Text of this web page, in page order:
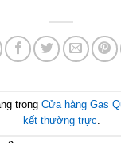
trong Cửa hàng Gas
kết thường trực.